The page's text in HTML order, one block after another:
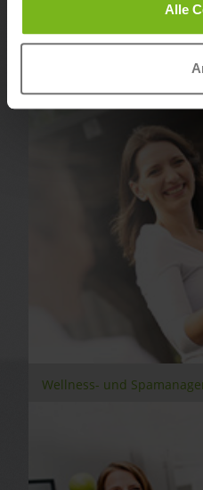
Alle
Sport- & Fitnesskaufmann
Wellness- und